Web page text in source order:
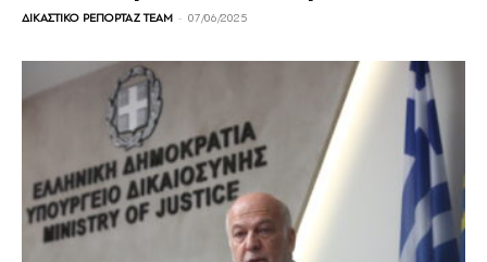
ΔΙΚΑΣΤΙΚΟ ΡΕΠΟΡΤΑΖ TEAM - 07/06/2025